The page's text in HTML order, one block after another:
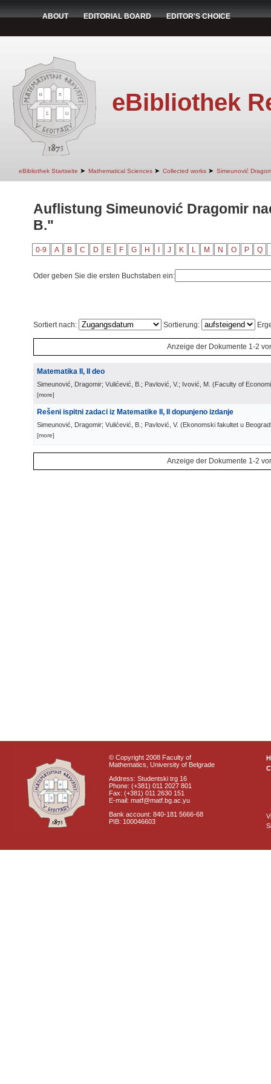
ABOUT EDITORIAL BOARD EDITOR'S CHOICE
eBibliothek
eBibliothek Startseite ➤ Mathematical Sciences ➤ Collected works ➤ Simeunović
Auflistung Simeunović Dragomir
B."
0-9 A B C D E F G H J K L M N O P Q
Oder geben Sie die ersten Buchstaben ein:
Sortiert nach: Sortierung:
Anzeige der Dokumente 1-2
Matematika II, II deo
Simeunović, Dragomir; Vulićević, B.; Pavlović, V.; Ivović, M. (Faculty of
[more]
Rešeni ispitni zadaci iz Matematike II, II dopunjeno izdanje
Simeunović, Dragomir; Vulićević, B.; Pavlović, V. (Ekonomski fakultet u
[more]
Anzeige der Dokumente 1-2
© Copyright 2008 Faculty of
Mathematics, University of Belgrade
Address: Studentski trg 16
Phone: (+381) 011 2027 801
Fax: (+381) 011 2630 151
E-mail: matf@matf.bg.ac.yu
Bank account: 840-181 5666-68
PIB: 100046603